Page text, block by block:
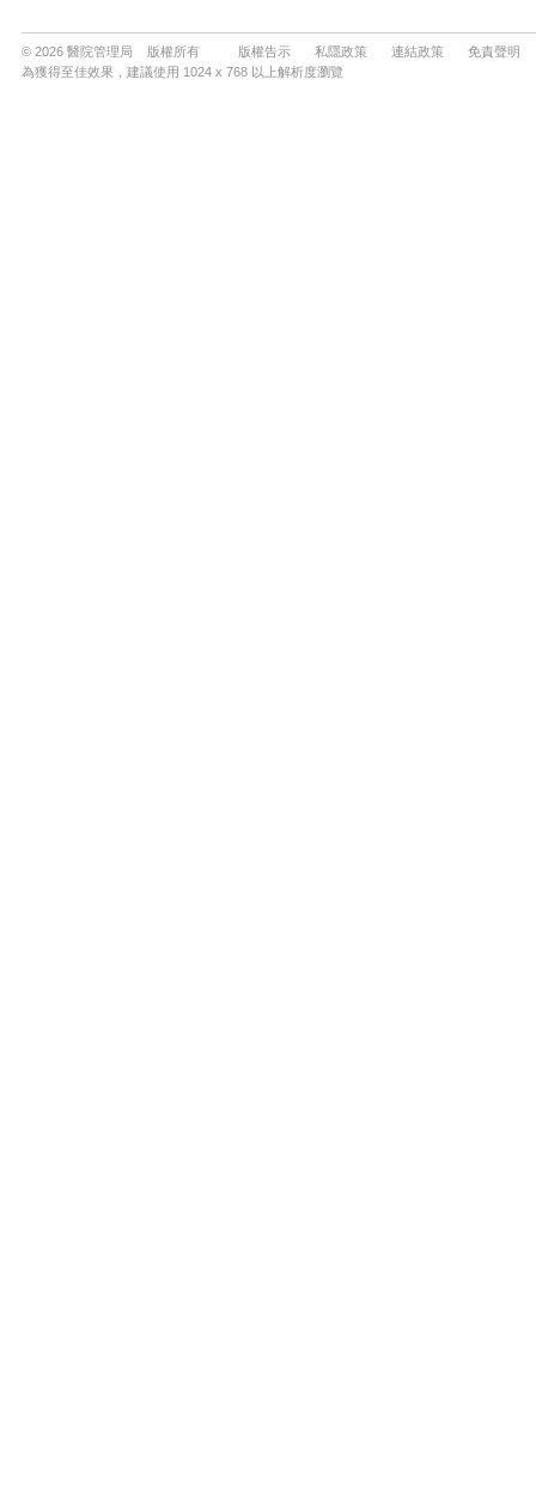
© 2026 醫院管理局 版權所有 版權告示 私隱政策 連結政策
免責聲明
為獲得至佳效果，建議使用 1024 x 768 以上解析度瀏覽